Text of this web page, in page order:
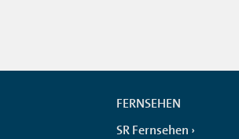
FERNSEHEN
SR Fernsehen